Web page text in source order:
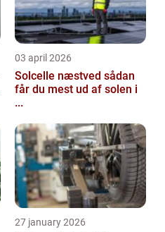
03 april 2026
Solcelle næstved sådan
får du mest ud af solen i
...
27 january 2026